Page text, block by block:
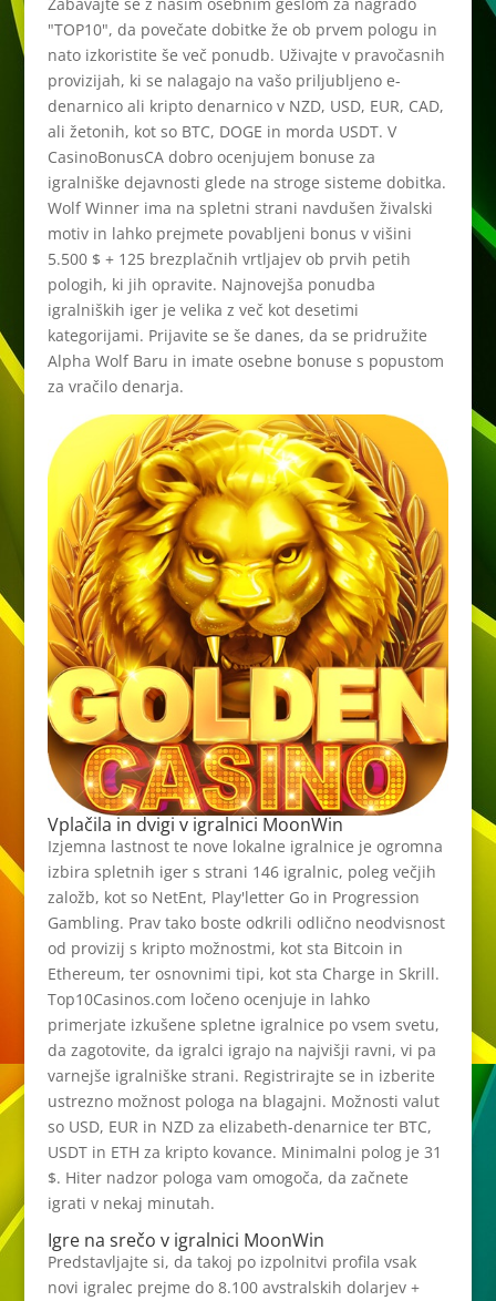
"TOP10", da povečate dobitke že ob prvem pologu in
nato izkoristite še več ponudb. Uživajte v pravočasnih
provizijah, ki se nalagajo na vašo priljubljeno e-
denarnico ali kripto denarnico v NZD, USD, EUR, CAD,
ali žetonih, kot so BTC, DOGE in morda USDT. V
CasinoBonusCA dobro ocenjujem bonuse za
igralniške dejavnosti glede na stroge sisteme dobitka.
Wolf Winner ima na spletni strani navdušen živalski
motiv in lahko prejmete povabljeni bonus v višini
5.500 $ + 125 brezplačnih vrtljajev ob prvih petih
pologih, ki jih opravite. Najnovejša ponudba
igralniških iger je velika z več kot desetimi
kategorijami. Prijavite se še danes, da se pridružite
Alpha Wolf Baru in imate osebne bonuse s popustom
za vračilo denarja.
Vplačila in dvigi v igralnici MoonWin
Izjemna lastnost te nove lokalne igralnice je ogromna
izbira spletnih iger s strani 146 igralnic, poleg večjih
založb, kot so NetEnt, Play'letter Go in Progression
Gambling. Prav tako boste odkrili odlično neodvisnost
od provizij s kripto možnostmi, kot sta Bitcoin in
Ethereum, ter osnovnimi tipi, kot sta Charge in Skrill.
Top10Casinos.com ločeno ocenjuje in lahko
primerjate izkušene spletne igralnice po vsem svetu,
da zagotovite, da igralci igrajo na najvišji ravni, vi pa
varnejše igralniške strani. Registrirajte se in izberite
ustrezno možnost pologa na blagajni. Možnosti valut
so USD, EUR in NZD za elizabeth-denarnice ter BTC,
USDT in ETH za kripto kovance. Minimalni polog je 31
$. Hiter nadzor pologa vam omogoča, da začnete
igrati v nekaj minutah.
Igre na srečo v igralnici MoonWin
Predstavljajte si, da takoj po izpolnitvi profila vsak
novi igralec prejme do 8.100 avstralskih dolarjev +